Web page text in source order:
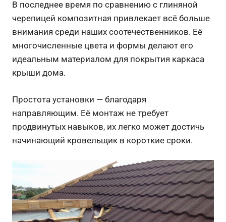
В последнее время по сравнению с глиняной
черепицей композитная привлекает всё больше
внимания среди наших соотечественников. Её
многочисленные цвета и формы делают его
идеальным материалом для покрытия каркаса
крыши дома.
Простота установки — благодаря
направляющим. Её монтаж не требует
продвинутых навыков, их легко может достичь
начинающий кровельщик в короткие сроки.